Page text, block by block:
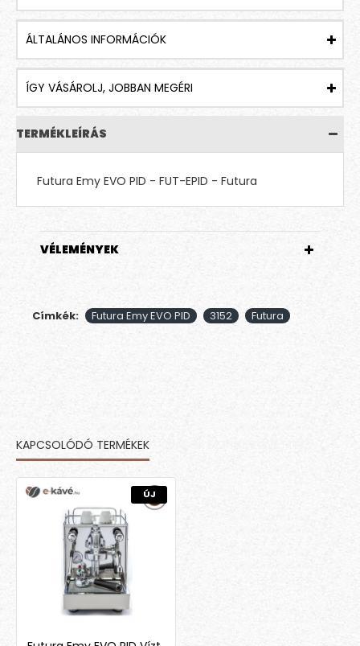
ÁLTALÁNOS INFORMÁCIÓK
ÍGY VÁSÁROLJ, JOBBAN MEGÉRI
TERMÉKLEÍRÁS
Futura Emy EVO PID - FUT-EPID - Futura
VÉLEMÉNYEK
Címkék: Futura Emy EVO PID 3152 Futura
KAPCSOLÓDÓ TERMÉKEK
ÚJ